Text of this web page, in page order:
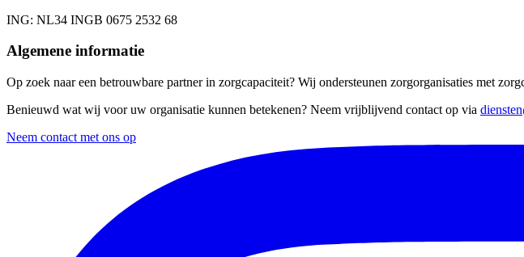
ING: NL34 INGB 0675 2532 68
Algemene informatie
Op zoek naar een betrouwbare partner in zorgcapaciteit? Wij ondersteunen zorgorganisaties met
Benieuwd wat wij voor uw organisatie kunnen betekenen? Neem vrijblijvend contact op via
Neem contact met ons op